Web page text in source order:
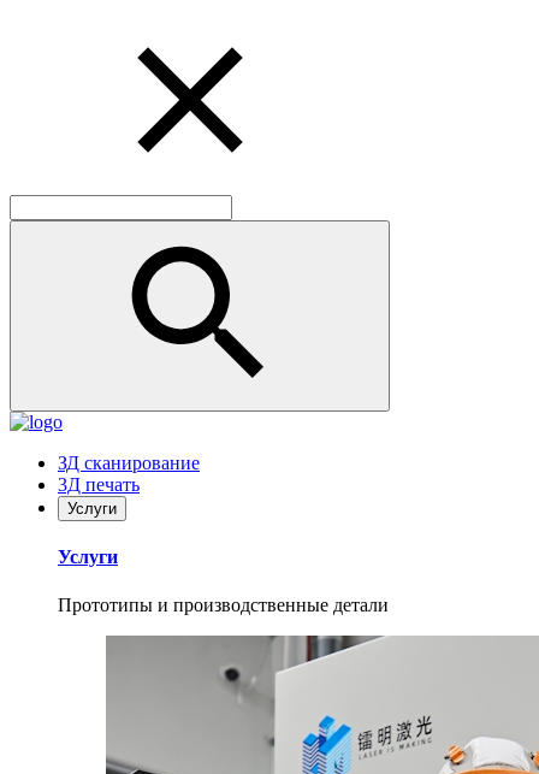
ЗД сканирование
3Д печать
Услуги
Услуги
Прототипы и производственные детали